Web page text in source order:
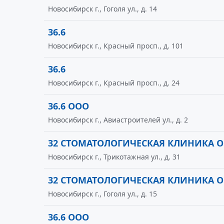
Новосибирск г., Гоголя ул., д. 14
36.6
Новосибирск г., Красный просп., д. 101
36.6
Новосибирск г., Красный просп., д. 24
36.6 ООО
Новосибирск г., Авиастроителей ул., д. 2
32 СТОМАТОЛОГИЧЕСКАЯ КЛИНИКА
Новосибирск г., Трикотажная ул., д. 31
32 СТОМАТОЛОГИЧЕСКАЯ КЛИНИКА
Новосибирск г., Гоголя ул., д. 15
36.6 ООО